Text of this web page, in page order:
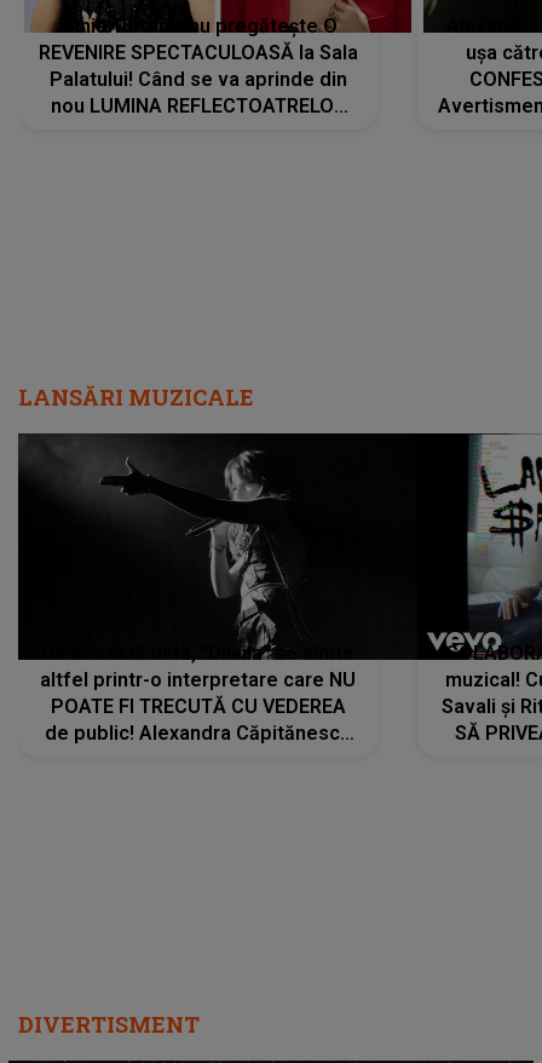
Tania Turtureanu pregătește O
REVENIRE SPECTACULOASĂ la Sala
Palatului! Când se va aprinde din
nou LUMINA REFLECTOATRELOR
ușa
LANSĂRI MUZICALE
De această dată, "Dilaila" se simte
altfel printr-o interpretare care NU
POATE FI TRECUTĂ CU VEDEREA
de public! Alexandra Căpitănescu
muzical!
Savali și
SĂ
DIVERTISMENT